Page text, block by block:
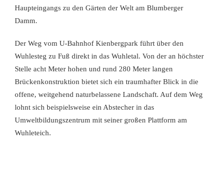
Haupteingangs zu den Gärten der Welt am Blumberger
Damm.
Der Weg vom U-Bahnhof Kienbergpark führt über den
Wuhlesteg zu Fuß direkt in das Wuhletal. Von der an höchster
Stelle acht Meter hohen und rund 280 Meter langen
Brückenkonstruktion bietet sich ein traumhafter Blick in die
offene, weitgehend naturbelassene Landschaft. Auf dem Weg
lohnt sich beispielsweise ein Abstecher in das
Umweltbildungszentrum mit seiner großen Plattform am
Wuhleteich.